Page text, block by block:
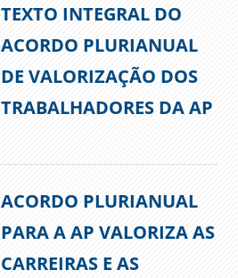
TEXTO INTEGRAL DO
ACORDO PLURIANUAL
DE VALORIZAÇÃO DOS
TRABALHADORES DA AP
ACORDO PLURIANUAL
PARA A AP VALORIZA AS
CARREIRAS E AS